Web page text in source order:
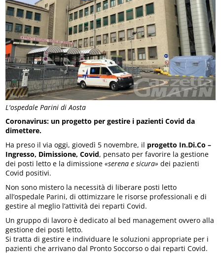
L'ospedale Parini di Aosta
Coronavirus: un progetto per gestire i pazienti Covid da
dimettere.
Ha preso il via oggi, giovedì 5 novembre, il progetto In.Di.Co –
Ingresso, Dimissione, Covid, pensato per favorire la gestione
dei posti letto e la dimissione«serena e sicura» dei pazienti
Covid positivi.
Non sono mistero la necessità di liberare posti letto
all’ospedale Parini, di ottimizzare le risorse professionali e di
gestire al meglio l’attività dei reparti Covid.
Un gruppo di lavoro è dedicato al bed management ovvero alla
gestione dei posti letto.
Si tratta di gestire e individuare le soluzioni appropriate per i
pazienti che arrivano dal Pronto Soccorso o dai reparti Covid.